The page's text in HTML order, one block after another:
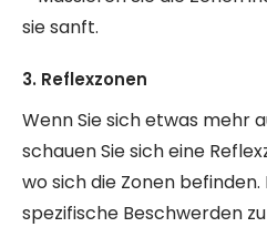
sie sanft.
3. Reflexzonen
Wenn Sie sich etwas mehr
schauen Sie sich eine
wo sich die Zonen
spezifische Beschwerden